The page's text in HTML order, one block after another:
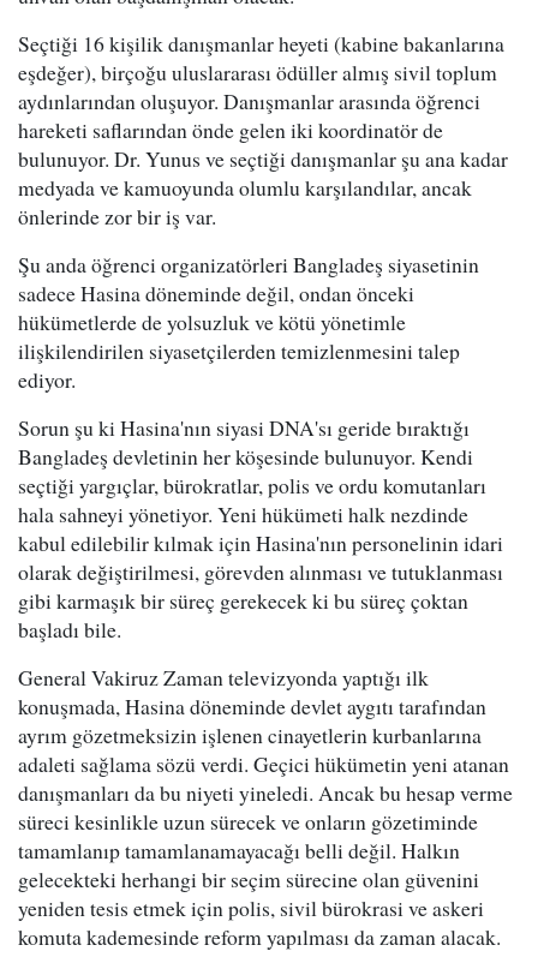
Seçtiği 16 kişilik danışmanlar heyeti (kabine bakanlarına
eşdeğer), birçoğu uluslararası ödüller almış sivil toplum
aydınlarından oluşuyor. Danışmanlar arasında öğrenci
hareketi saflarından önde gelen iki koordinatör de
bulunuyor. Dr. Yunus ve seçtiği danışmanlar şu ana kadar
medyada ve kamuoyunda olumlu karşılandılar, ancak
önlerinde zor bir iş var.
Şu anda öğrenci organizatörleri Bangladeş siyasetinin
sadece Hasina döneminde değil, ondan önceki
hükümetlerde de yolsuzluk ve kötü yönetimle
ilişkilendirilen siyasetçilerden temizlenmesini talep
ediyor.
Sorun şu ki Hasina'nın siyasi DNA'sı geride bıraktığı
Bangladeş devletinin her köşesinde bulunuyor. Kendi
seçtiği yargıçlar, bürokratlar, polis ve ordu komutanları
hala sahneyi yönetiyor. Yeni hükümeti halk nezdinde
kabul edilebilir kılmak için Hasina'nın personelinin idari
olarak değiştirilmesi, görevden alınması ve tutuklanması
gibi karmaşık bir süreç gerekecek ki bu süreç çoktan
başladı bile.
General Vakiruz Zaman televizyonda yaptığı ilk
konuşmada, Hasina döneminde devlet aygıtı tarafından
ayrım gözetmeksizin işlenen cinayetlerin kurbanlarına
adaleti sağlama sözü verdi. Geçici hükümetin yeni atanan
danışmanları da bu niyeti yineledi. Ancak bu hesap verme
süreci kesinlikle uzun sürecek ve onların gözetiminde
tamamlanıp tamamlanamayacağı belli değil. Halkın
gelecekteki herhangi bir seçim sürecine olan güvenini
yeniden tesis etmek için polis, sivil bürokrasi ve askeri
komuta kademesinde reform yapılması da zaman alacak.